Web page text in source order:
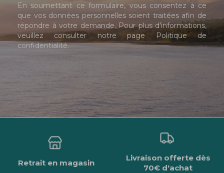
En soumettant ce formulaire, vous consentez à ce
que vos données personnelles soient traitées afin de
répondre à votre demande. Pour plus d’informations,
veuillez consulter notre page Politique de
confidentialité.
Retrait en magasin
Livraison offerte dès
70€ d'achat